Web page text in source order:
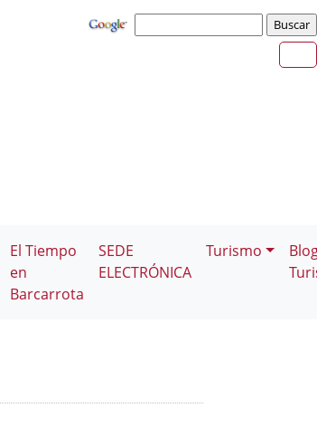
El Tiempo
en
Barcarrota
SEDE
ELECTRÓNICA
Turismo